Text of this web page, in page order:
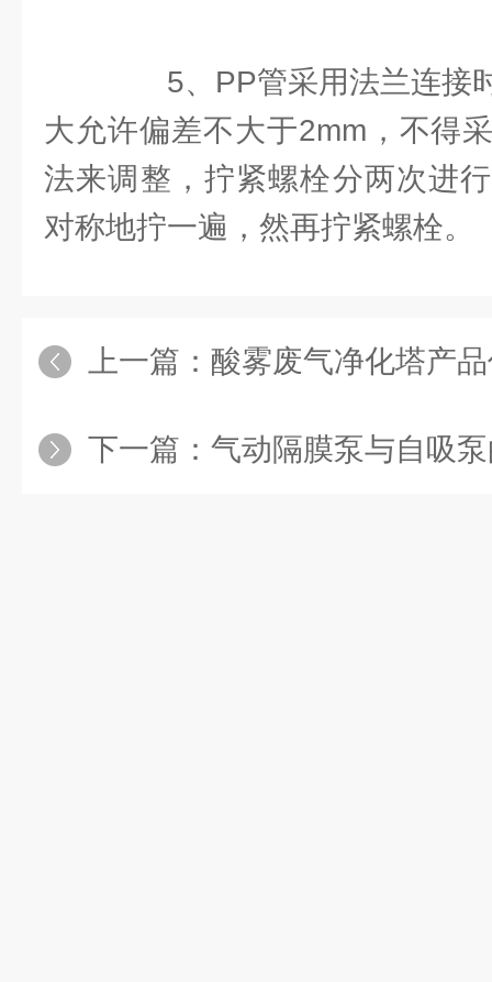
5、PP管采用法兰连接
大允许偏差不大于2mm，不得
法来调整，拧紧螺栓分两次进
对称地拧一遍，然再拧紧螺栓。
上一篇： 酸雾废气净化塔产
下一篇： 气动隔膜泵与自吸